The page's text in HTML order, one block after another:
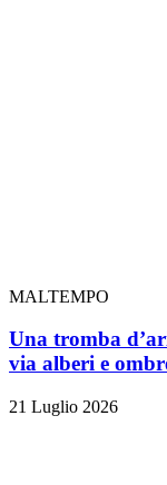
MALTEMPO
Una tromba
via alberi e
21 Luglio 2026